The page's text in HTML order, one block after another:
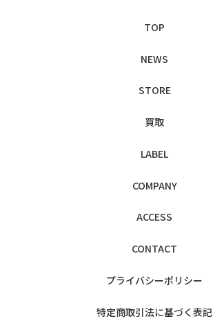
TOP
NEWS
STORE
買取
LABEL
COMPANY
ACCESS
CONTACT
プライバシーポリシー
特定商取引法に基づく表記